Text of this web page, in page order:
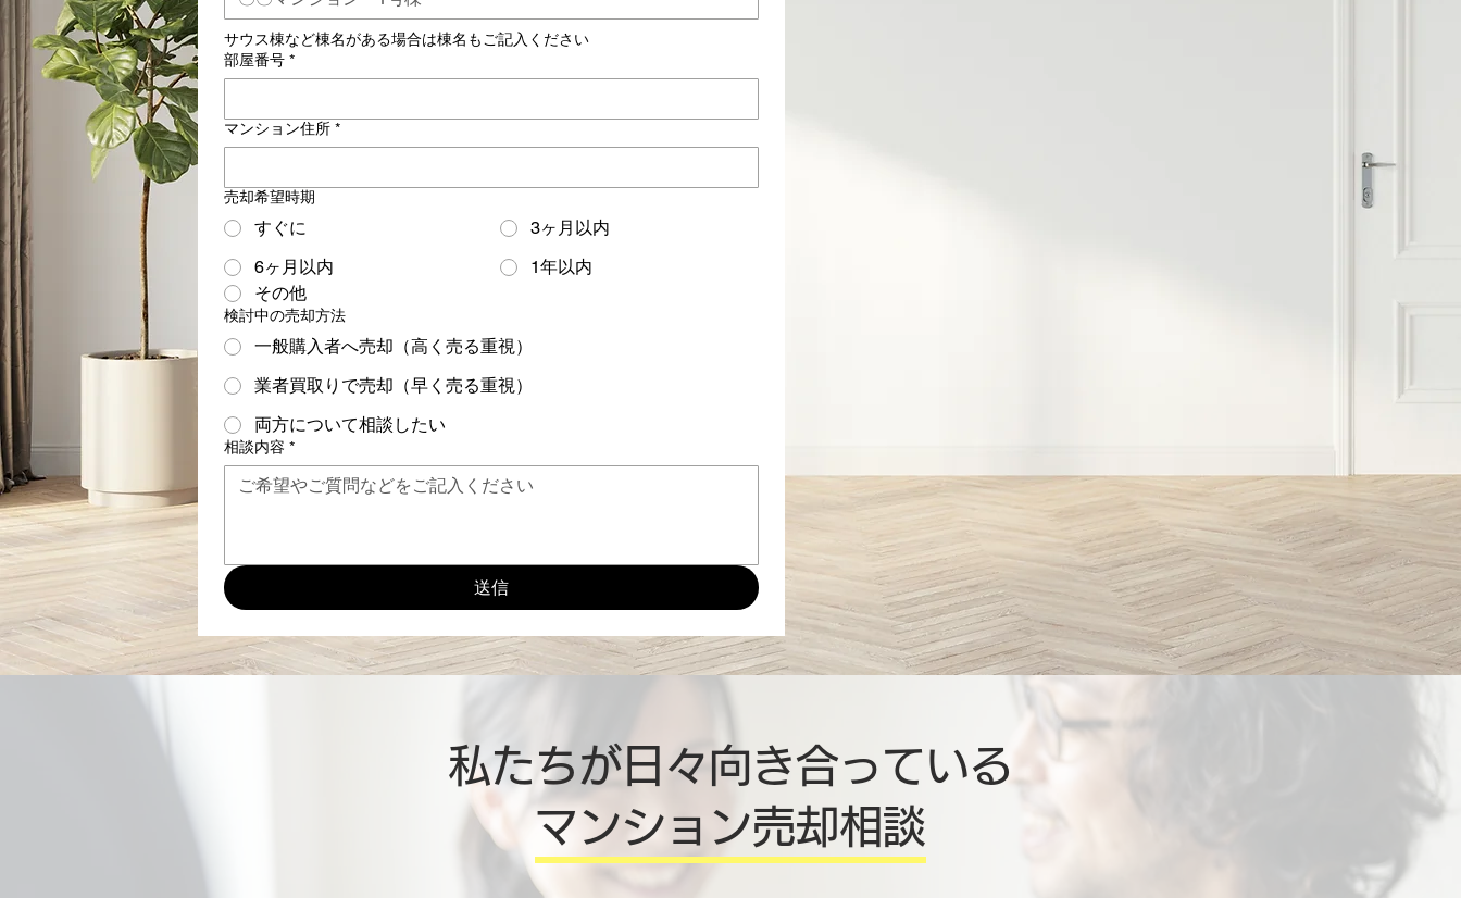
サウス棟など棟名がある場合は棟名もご記入ください
部屋番号 *
マンション住所 *
売却希望時期
すぐに
3ヶ月以内
6ヶ月以内
1年以内
その他
検討中の売却方法
一般購入者へ売却（高く売る重視）
業者買取りで売却（早く売る重視）
両方について相談したい
相談内容 *
送信
私たちが日々向き合っている
マンション売却相談